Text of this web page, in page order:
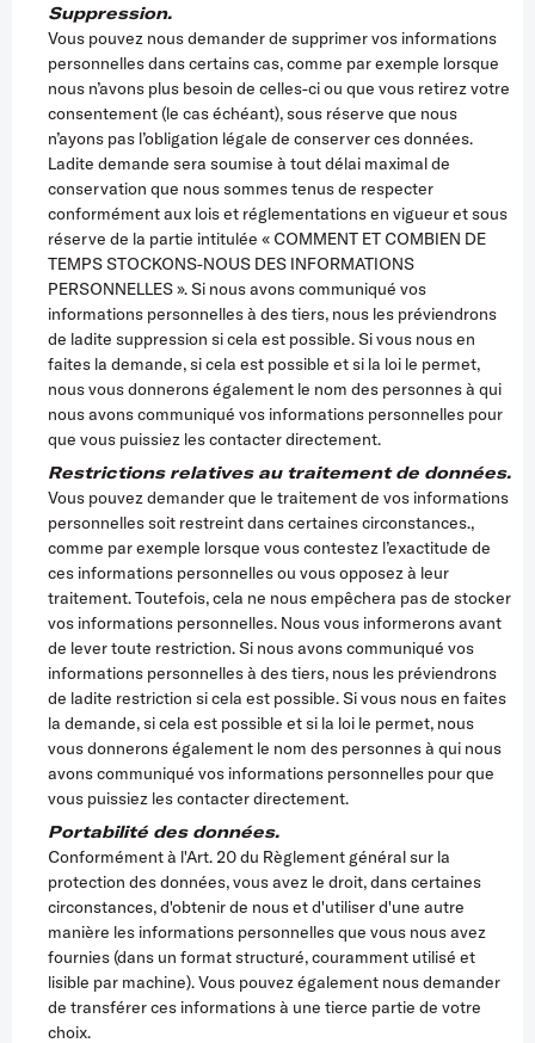
Suppression.
Vous pouvez nous demander de supprimer vos informations
personnelles dans certains cas, comme par exemple lorsque
nous n’avons plus besoin de celles-ci ou que vous retirez votre
consentement (le cas échéant), sous réserve que nous
n’ayons pas l’obligation légale de conserver ces données.
Ladite demande sera soumise à tout délai maximal de
conservation que nous sommes tenus de respecter
conformément aux lois et réglementations en vigueur et sous
réserve de la partie intitulée « COMMENT ET COMBIEN DE
TEMPS STOCKONS-NOUS DES INFORMATIONS
PERSONNELLES ». Si nous avons communiqué vos
informations personnelles à des tiers, nous les préviendrons
de ladite suppression si cela est possible. Si vous nous en
faites la demande, si cela est possible et si la loi le permet,
nous vous donnerons également le nom des personnes à qui
nous avons communiqué vos informations personnelles pour
que vous puissiez les contacter directement.
Restrictions relatives au traitement de données.
Vous pouvez demander que le traitement de vos informations
personnelles soit restreint dans certaines circonstances.,
comme par exemple lorsque vous contestez l’exactitude de
ces informations personnelles ou vous opposez à leur
traitement. Toutefois, cela ne nous empêchera pas de stocker
vos informations personnelles. Nous vous informerons avant
de lever toute restriction. Si nous avons communiqué vos
informations personnelles à des tiers, nous les préviendrons
de ladite restriction si cela est possible. Si vous nous en faites
la demande, si cela est possible et si la loi le permet, nous
vous donnerons également le nom des personnes à qui nous
avons communiqué vos informations personnelles pour que
vous puissiez les contacter directement.
Portabilité des données.
Conformément à l'Art. 20 du Règlement général sur la
protection des données, vous avez le droit, dans certaines
circonstances, d'obtenir de nous et d'utiliser d'une autre
manière les informations personnelles que vous nous avez
fournies (dans un format structuré, couramment utilisé et
lisible par machine). Vous pouvez également nous demander
de transférer ces informations à une tierce partie de votre
choix.